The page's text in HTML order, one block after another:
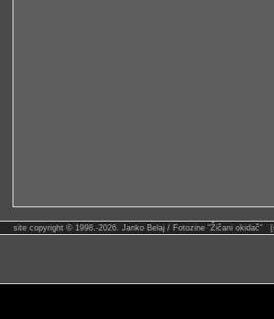
site copyright © 1998.-2026. Janko Belaj / Fotozine "Žičani okidač"